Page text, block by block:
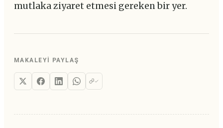
mutlaka ziyaret etmesi gereken bir yer.
MAKALEYI PAYLAŞ